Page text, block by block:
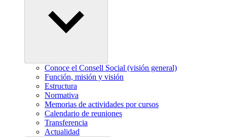
Conoce el Consell Social (visión general)
Función, misión y visión
Estructura
Normativa
Memorias de actividades por cursos
Calendario de reuniones
Transferencia
Actualidad